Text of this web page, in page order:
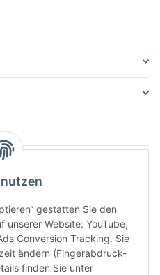
gestatten Sie den
unserer Website: YouTube,
Conversion Tracking. Sie
ändern (Fingerabdruck-
finden Sie unter
in Österreich